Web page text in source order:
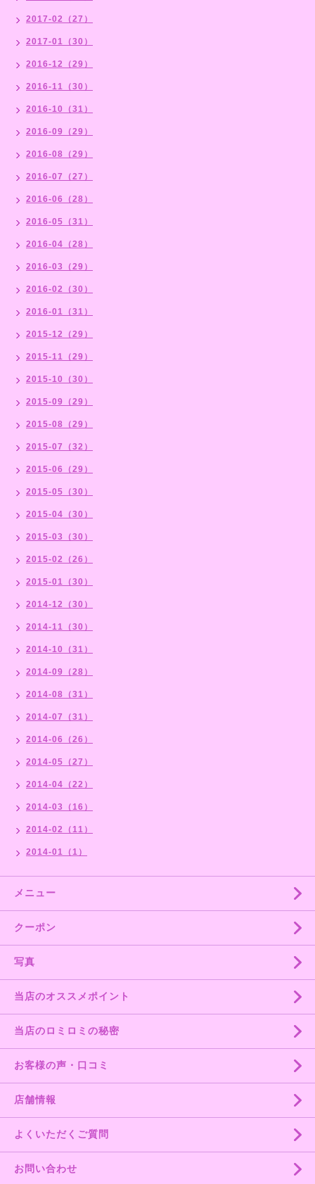
2017-02（27）
2017-01（30）
2016-12（29）
2016-11（30）
2016-10（31）
2016-09（29）
2016-08（29）
2016-07（27）
2016-06（28）
2016-05（31）
2016-04（28）
2016-03（29）
2016-02（30）
2016-01（31）
2015-12（29）
2015-11（29）
2015-10（30）
2015-09（29）
2015-08（29）
2015-07（32）
2015-06（29）
2015-05（30）
2015-04（30）
2015-03（30）
2015-02（26）
2015-01（30）
2014-12（30）
2014-11（30）
2014-10（31）
2014-09（28）
2014-08（31）
2014-07（31）
2014-06（26）
2014-05（27）
2014-04（22）
2014-03（16）
2014-02（11）
2014-01（1）
メニュー
クーポン
写真
当店のオススメポイント
当店のロミロミの秘密
お客様の声・口コミ
店舗情報
よくいただくご質問
お問い合わせ